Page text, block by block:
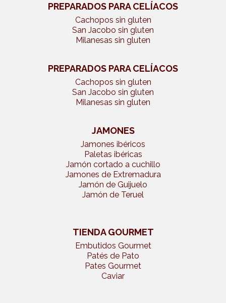
PREPARADOS PARA CELÍACOS
Cachopos sin gluten
San Jacobo sin gluten
Milanesas sin gluten
PREPARADOS PARA CELÍACOS
Cachopos sin gluten
San Jacobo sin gluten
Milanesas sin gluten
JAMONES
Jamones ibéricos
Paletas ibéricas
Jamón cortado a cuchillo
Jamones de Extremadura
Jamón de Guijuelo
Jamón de Teruel
TIENDA GOURMET
Embutidos Gourmet
Patés de Pato
Pates Gourmet
Caviar